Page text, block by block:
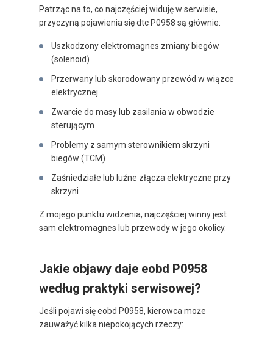
Patrząc na to, co najczęściej widuję w serwisie,
przyczyną pojawienia się dtc P0958 są głównie:
Uszkodzony elektromagnes zmiany biegów
(solenoid)
Przerwany lub skorodowany przewód w wiązce
elektrycznej
Zwarcie do masy lub zasilania w obwodzie
sterującym
Problemy z samym sterownikiem skrzyni
biegów (TCM)
Zaśniedziałe lub luźne złącza elektryczne przy
skrzyni
Z mojego punktu widzenia, najczęściej winny jest
sam elektromagnes lub przewody w jego okolicy.
Jakie objawy daje eobd P0958
według praktyki serwisowej?
Jeśli pojawi się eobd P0958, kierowca może
zauważyć kilka niepokojących rzeczy: